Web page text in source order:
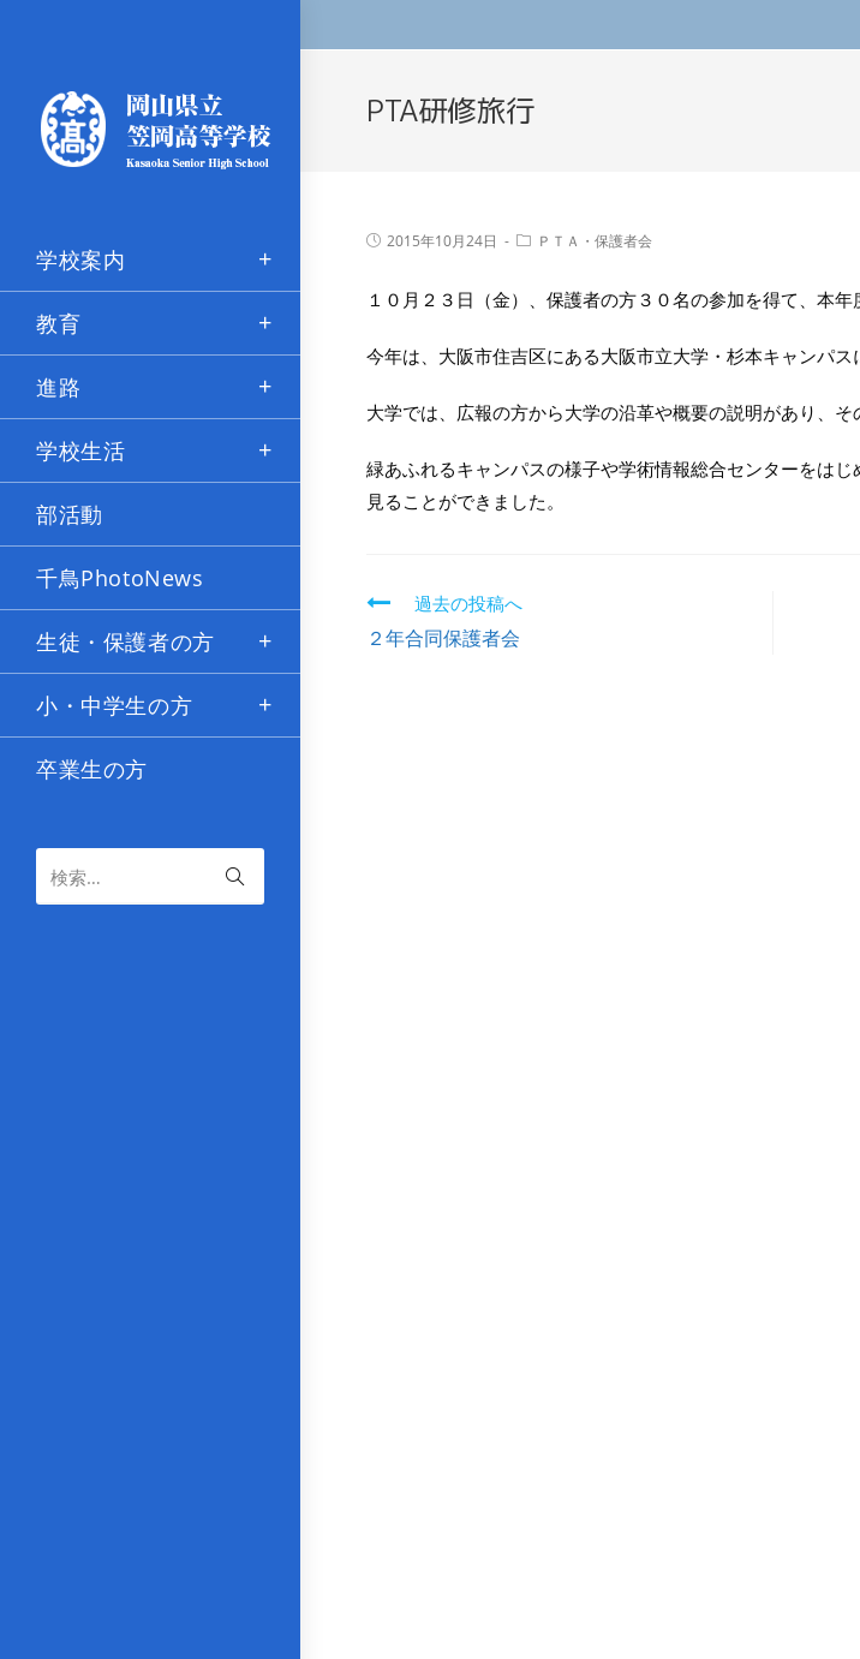
学校案内
教育
進路
学校生活
部活動
千鳥PhotoNews
生徒・保護者の方
小・中学生の方
卒業生の方
検索…
PTA研修旅行
2015年10月24日 ＰＴＡ・保護者会
１０月２３日（金）、保護者の方３０名の参加を得て、本年
今年は、大阪市住吉区にある大阪市立大学・杉本キャンパス
大学では、広報の方から大学の沿革や概要の説明があり、そ
緑あふれるキャンパスの様子や学術情報総合センターをは
見ることができました。
続
過去の投稿へ
２年合同保護者会